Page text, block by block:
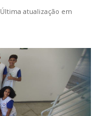
Última atualização em